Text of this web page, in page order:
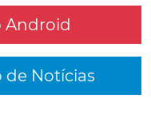
Android
de Notícias